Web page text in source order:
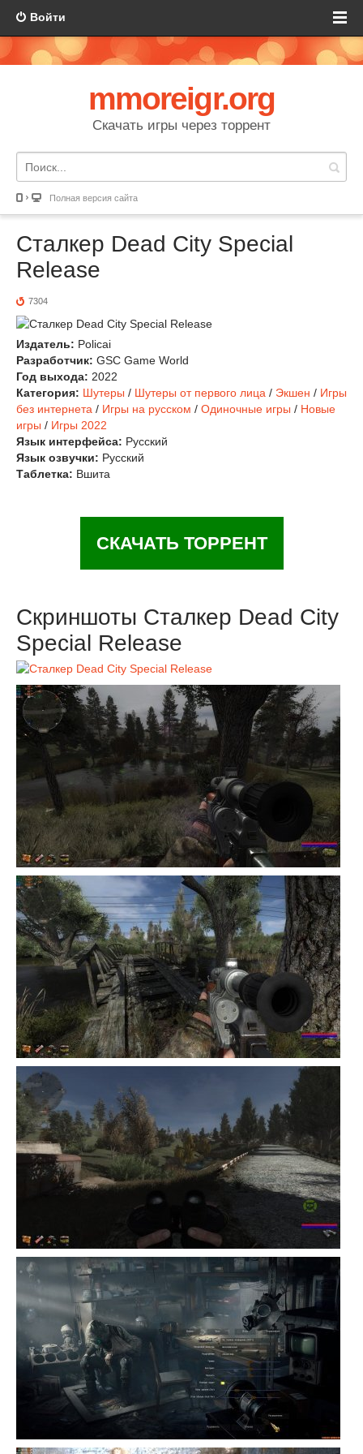
Войти
mmoreigr.org
Скачать игры через торрент
Полная версия сайта
Сталкер Dead City Special
Release
7304
Издатель: Policai
Разработчик: GSC Game World
Год выхода: 2022
Категория: Шутеры / Шутеры от первого лица / Экшен / Игры
без интернета / Игры на русском / Одиночные игры / Новые
игры / Игры 2022
Язык интерфейса: Русский
Язык озвучки: Русский
Таблетка: Вшита
СКАЧАТЬ ТОРРЕНТ
Скриншоты Сталкер Dead City
Special Release